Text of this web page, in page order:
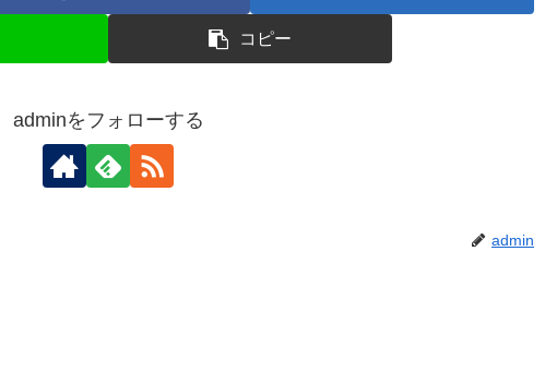
コピー
adminをフォローする
admin